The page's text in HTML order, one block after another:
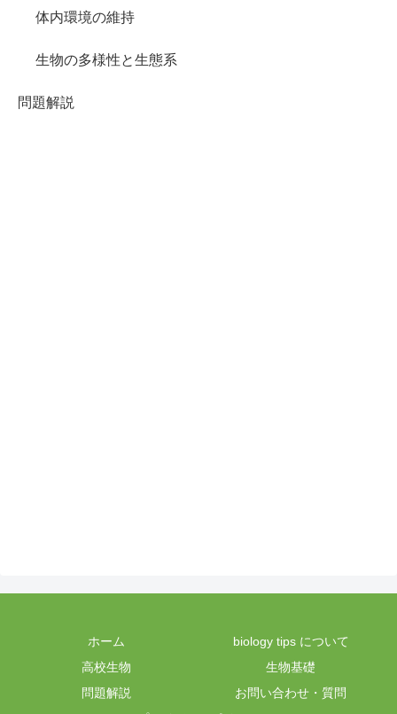
体内環境の維持
生物の多様性と生態系
問題解説
ホーム
biology tips について
高校生物
生物基礎
問題解説
お問い合わせ・質問